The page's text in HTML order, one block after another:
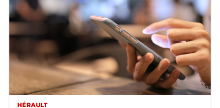
HÉRAULT